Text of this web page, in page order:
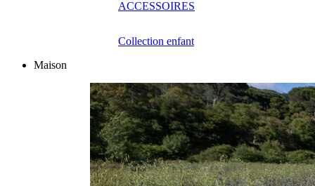
ACCESSOIRES
Collection enfant
Maison